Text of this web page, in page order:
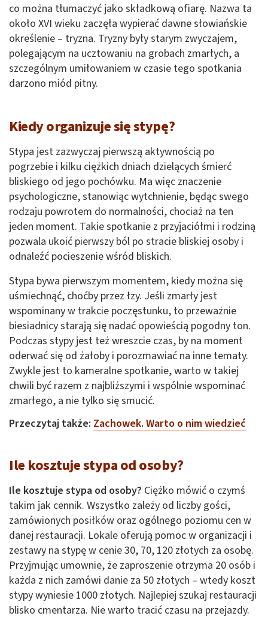
co można tłumaczyć jako składkową ofiarę. Nazwa ta
około XVI wieku zaczęła wypierać dawne słowiańskie
określenie – tryzna. Tryzny były starym zwyczajem,
polegającym na ucztowaniu na grobach zmarłych, a
szczególnym umiłowaniem w czasie tego spotkania
darzono miód pitny.
Kiedy organizuje się stypę?
Stypa jest zazwyczaj pierwszą aktywnością po
pogrzebie i kilku ciężkich dniach dzielących śmierć
bliskiego od jego pochówku. Ma więc znaczenie
psychologiczne, stanowiąc wytchnienie, będąc swego
rodzaju powrotem do normalności, chociaż na ten
jeden moment. Takie spotkanie z przyjaciółmi i rodziną
pozwala ukoić pierwszy ból po stracie bliskiej osoby i
odnaleźć pocieszenie wśród bliskich.
Stypa bywa pierwszym momentem, kiedy można się
uśmiechnąć, choćby przez łzy. Jeśli zmarły jest
wspominany w trakcie poczęstunku, to przeważnie
biesiadnicy starają się nadać opowieścią pogodny ton.
Podczas stypy jest też wreszcie czas, by na moment
oderwać się od żałoby i porozmawiać na inne tematy.
Zwykle jest to kameralne spotkanie, warto w takiej
chwili być razem z najbliższymi i wspólnie wspominać
zmarłego, a nie tylko się smucić.
Przeczytaj także: Zachowek. Warto o nim wiedzieć
Ile kosztuje stypa od osoby?
Ile kosztuje stypa od osoby? Ciężko mówić o czymś
takim jak cennik. Wszystko zależy od liczby gości,
zamówionych posiłków oraz ogólnego poziomu cen w
danej restauracji. Lokale oferują pomoc w organizacji i
zestawy na stypę w cenie 30, 70, 120 złotych za osobę.
Przyjmując umownie, że zaproszenie otrzyma 20 osób i
każda z nich zamówi danie za 50 złotych – wtedy koszt
stypy wyniesie 1000 złotych. Najlepiej szukaj restauracji
blisko cmentarza. Nie warto tracić czasu na przejazdy.